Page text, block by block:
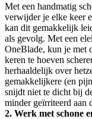
Met een handmatig
verwijder je elke keer
kan dit gemakkelijk
als gevolg. Met een
OneBlade, kun je met
keren te hoeven
herhaaldelijk over
gemakkelijkere (en
snijdt niet te dicht bij
minder geïrriteerd aan
2. Werk met schone